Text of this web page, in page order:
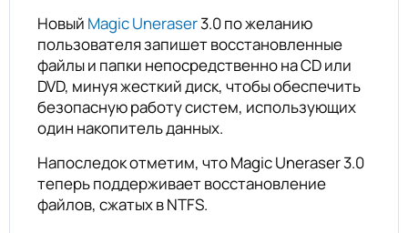
Новый Magic Uneraser3.0 по желанию
пользователя запишет восстановленные
файлы и папки непосредственно на CD или
DVD, минуя жесткий диск, чтобы обеспечить
безопасную работу систем, использующих
один накопитель данных.
Напоследок отметим, что Magic Uneraser 3.0
теперь поддерживает восстановление
файлов, сжатых в NTFS.